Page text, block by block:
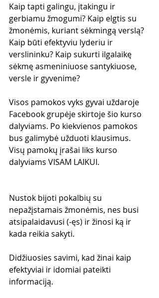
Kaip tapti galingu, įtakingu ir
gerbiamu žmogumi? Kaip elgtis su
žmonėmis, kuriant sėkmingą verslą?
Kaip būti efektyviu lyderiu ir
verslininku? Kaip sukurti ilgalaikę
sėkmę asmeniniuose santykiuose,
versle ir gyvenime?
Visos pamokos vyks gyvai uždaroje
Facebook grupėje skirtoje šio kurso
dalyviams. Po kiekvienos pamokos
bus galimybė užduoti klausimus.
Visų pamokų įrašai liks kurso
dalyviams VISAM LAIKUI.
Nustok bijoti pokalbių su
nepažįstamais žmonėmis, nes busi
atsipalaidavusi (-ęs) ir žinosi ką ir
kada reikia sakyti.
Didžiuosies savimi, kad žinai kaip
efektyviai ir idomiai pateikti
informaciją.